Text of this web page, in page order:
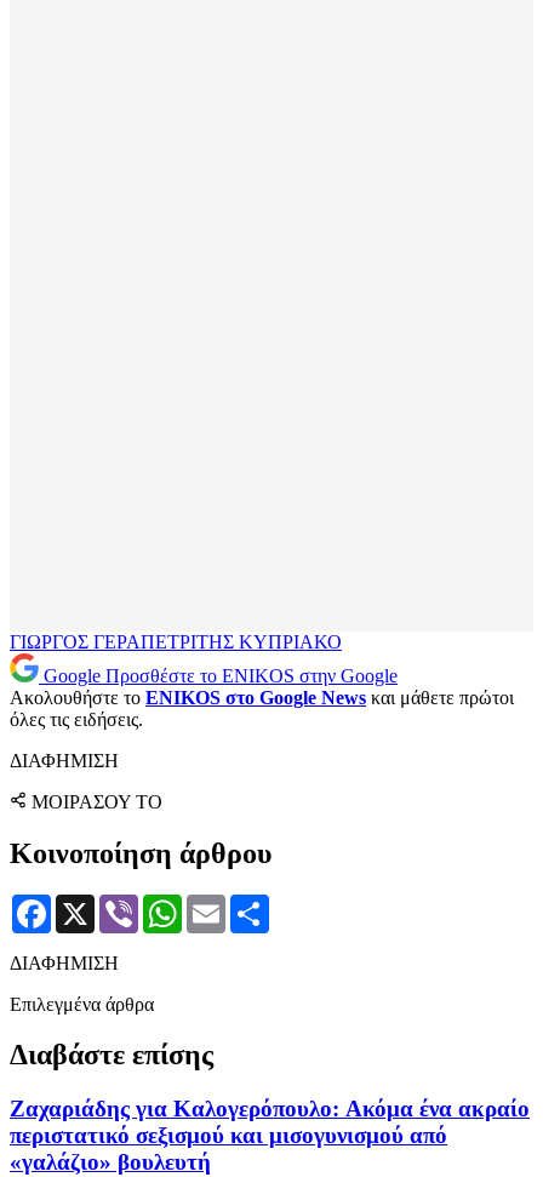
ΓΙΩΡΓΟΣ ΓΕΡΑΠΕΤΡΙΤΗΣ ΚΥΠΡΙΑΚΟ
Google Προσθέστε το ENIKOS στην Google
Ακολουθήστε το ENIKOS στο Google News και μάθετε πρώτοι
όλες τις ειδήσεις.
ΔΙΑΦΗΜΙΣΗ
ΜΟΙΡΑΣΟΥ ΤΟ
Κοινοποίηση άρθρου
Facebook
X Viber WhatsApp
Email
ΔΙΑΦΗΜΙΣΗ
Επιλεγμένα άρθρα
Διαβάστε επίσης
Ζαχαριάδης για Καλογερόπουλο: Aκόμα ένα ακραίο
περιστατικό σεξισμού και μισογυνισμού από
«γαλάζιο» βουλευτή